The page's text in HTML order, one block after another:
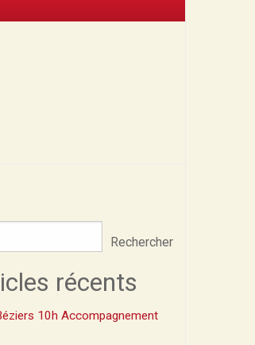
Rechercher
récents
10h Accompagnement